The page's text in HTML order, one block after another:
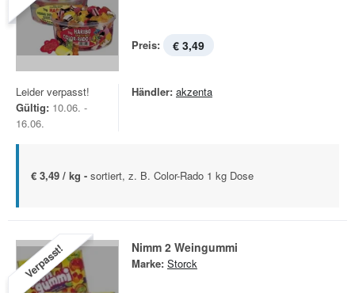
Preis: € 3,49
Leider verpasst!
Gültig: 10.06. -
16.06.
Händler: akzenta
€ 3,49 / kg - sortiert, z. B. Color-Rado 1 kg Dose
Verpasst! Nimm 2 Weingummi
Marke: Storck